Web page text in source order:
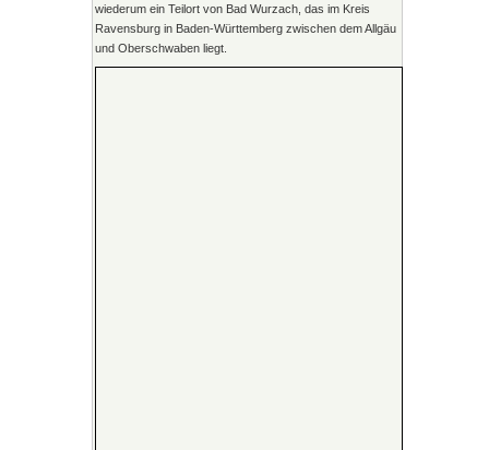
wiederum ein Teilort von Bad Wurzach, das im Kreis
Ravensburg in Baden-Württemberg zwischen dem Allgäu
und Oberschwaben liegt.